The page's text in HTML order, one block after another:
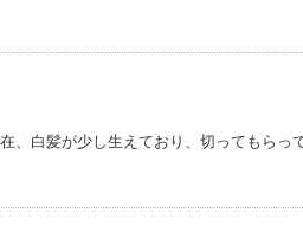
、白髪が少し生えており、切ってもらっ